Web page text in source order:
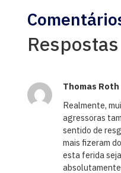
Thomas Roth
Realmente,
agressoras
sentido de
mais fizeram
esta ferida